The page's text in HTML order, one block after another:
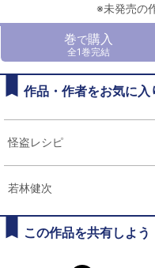
※未発売の
巻で購入
全1巻完結
作品・作者をお気に入
怪盗レシピ
若林健次
この作品を共有しよう